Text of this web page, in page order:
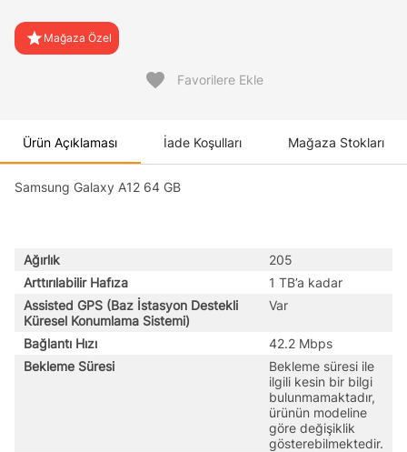
star Mağaza Özel
favorite Favorilere Ekle
Ürün Açıklaması İade Koşulları Mağaza Stokları
Samsung Galaxy A12 64 GB
Ağırlık
205
Arttırılabilir Hafıza
1 TB’a kadar
Assisted GPS (Baz İstasyon Destekli
Küresel Konumlama Sistemi)
Var
Bağlantı Hızı
42.2 Mbps
Bekleme Süresi
Bekleme süresi ile
ilgili kesin bir bilgi
bulunmamaktadır,
ürünün modeline
göre değişiklik
gösterebilmektedir.